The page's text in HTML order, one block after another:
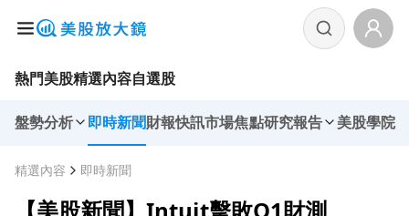
熱門美股精選內容自選股
盤勢分析 即時新聞財報快訊市場焦點研究報告 美股學院
精選內容 即時新聞